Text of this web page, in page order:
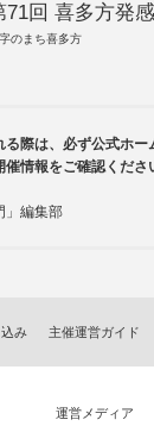
71回 喜多方発
のまち喜多方
る際は、必ず公式ホー
催情報をご確認くださ
」編集部
み 主催運営ガイド
運営メディア